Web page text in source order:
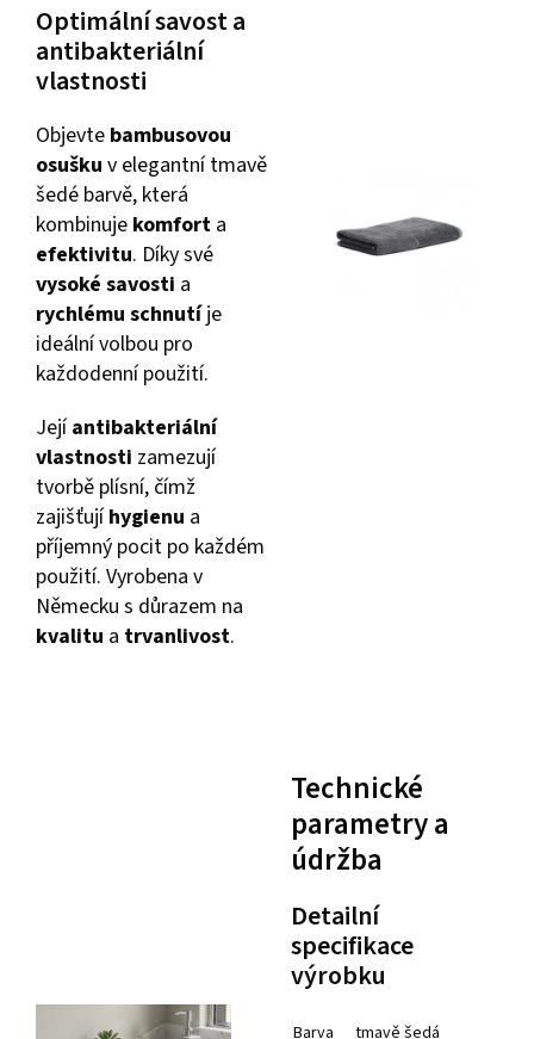
Optimální savost a
antibakteriální
vlastnosti
Objevte bambusovou
osušku v elegantní tmavě
šedé barvě, která
kombinuje komfort a
efektivitu. Díky své
vysoké savosti a
rychlému schnutíje
ideální volbou pro
každodenní použití.
Jejíantibakteriální
vlastnosti zamezují
tvorbě plísní, čímž
zajišťujíhygienu a
příjemný pocit po každém
použití. Vyrobena v
Německu s důrazem na
kvalitu a trvanlivost.
Technické
parametry a
údržba
Detailní
specifikace
výrobku
Barva tmavě šedá